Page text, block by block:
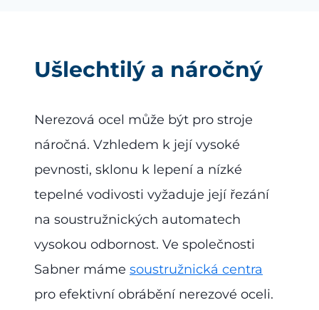
Ušlechtilý a náročný
Nerezová ocel může být pro stroje
náročná. Vzhledem k její vysoké
pevnosti, sklonu k lepení a nízké
tepelné vodivosti vyžaduje její řezání
na soustružnických automatech
vysokou odbornost. Ve společnosti
Sabner máme soustružnická centra
pro efektivní obrábění nerezové oceli.